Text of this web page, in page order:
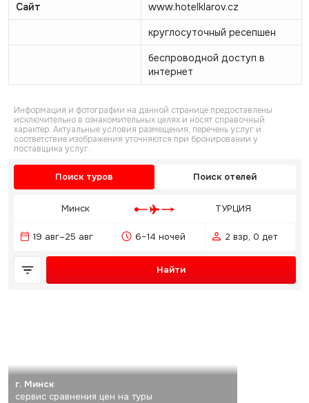
Сайт www.hotelklarov.cz
круглосуточный ресепшен
беспроводной доступ в
интернет
Информация и фотографии на данной странице предоставлены
исключительно в ознакомительных целях и носят справочный
характер. Актуальные условия размещения, перечень услуг и
соответствие изображения уточняются при бронировании у
поставщика услуг.
Поиск туров Поиск отелей
Минск ТУРЦИЯ
19 авг–25 авг 6–14 ночей 2 взр, 0 дет
Найти
г. Минск
сервис сравнения цен на туры